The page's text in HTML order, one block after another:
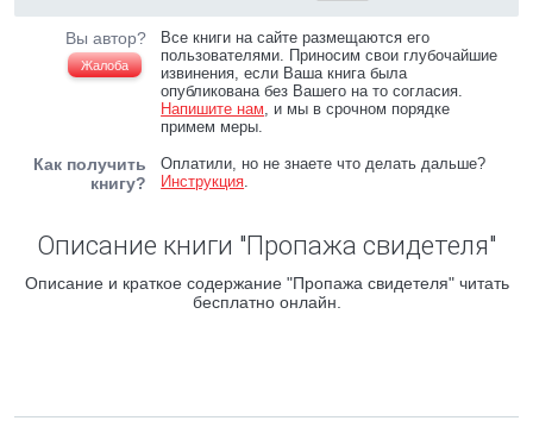
Вы автор?
Жалоба
Все книги на сайте размещаются его
пользователями. Приносим свои глубочайшие
извинения, если Ваша книга была
опубликована без Вашего на то согласия.
Напишите нам, и мы в срочном порядке
примем меры.
Как получить
книгу?
Оплатили, но не знаете что делать дальше?
Инструкция.
Описание книги "Пропажа свидетеля"
Описание и краткое содержание "Пропажа свидетеля" читать
бесплатно онлайн.